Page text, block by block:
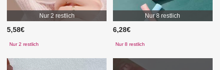
Nur 2 restlich
5,58€
Nur 2 restlich
Nur 8 restlich
6,28€
Nur 8 restlich